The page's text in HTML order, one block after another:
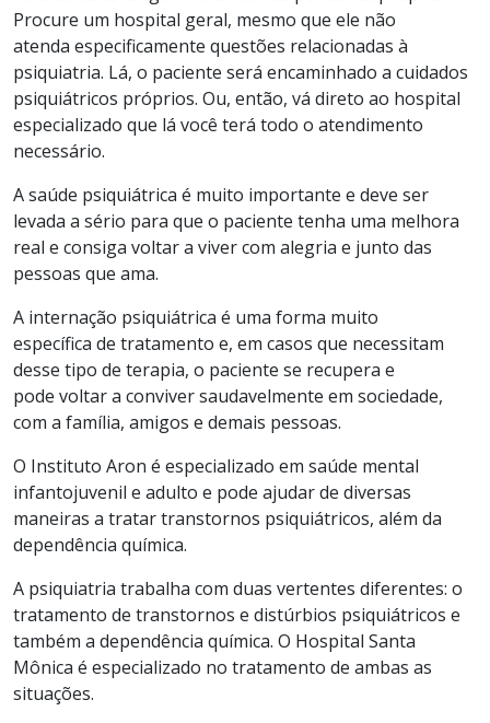
Procure um hospital geral, mesmo que ele não
atenda especificamente questões relacionadas à
psiquiatria. Lá, o paciente será encaminhado a cuidados
psiquiátricos próprios. Ou, então, vá direto ao hospital
especializado que lá você terá todo o atendimento
necessário.
A saúde psiquiátrica é muito importante e deve ser
levada a sério para que o paciente tenha uma melhora
real e consiga voltar a viver com alegria e junto das
pessoas que ama.
A internação psiquiátrica é uma forma muito
específica de tratamento e, em casos que necessitam
desse tipo de terapia, o paciente se recupera e
pode voltar a conviver saudavelmente em sociedade,
com a família, amigos e demais pessoas.
O Instituto Aron é especializado em saúde mental
infantojuvenil e adulto e pode ajudar de diversas
maneiras a tratar transtornos psiquiátricos, além da
dependência química.
A psiquiatria trabalha com duas vertentes diferentes: o
tratamento de transtornos e distúrbios psiquiátricos e
também a dependência química. O Hospital Santa
Mônica é especializado no tratamento de ambas as
situações.